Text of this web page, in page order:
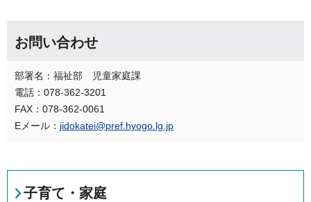
お問い合わせ
部署名：福祉部 児童家庭課
電話：078-362-3201
FAX：078-362-0061
Eメール： jidokatei@pref.hyogo.lg.jp
子育て・家庭